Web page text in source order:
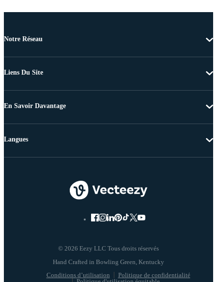
Notre Réseau
Liens Du Site
En Savoir Davantage
© 2026 Eezy LLC Tous droits réservés
Conditions d’utilisation
Politique de confidentialité
Langues